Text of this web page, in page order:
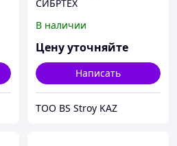
СИБРТЕХ
хвостовик 6мм
В наличии
Цену уточняйте
Написать
ТОО BS Stroy KAZ